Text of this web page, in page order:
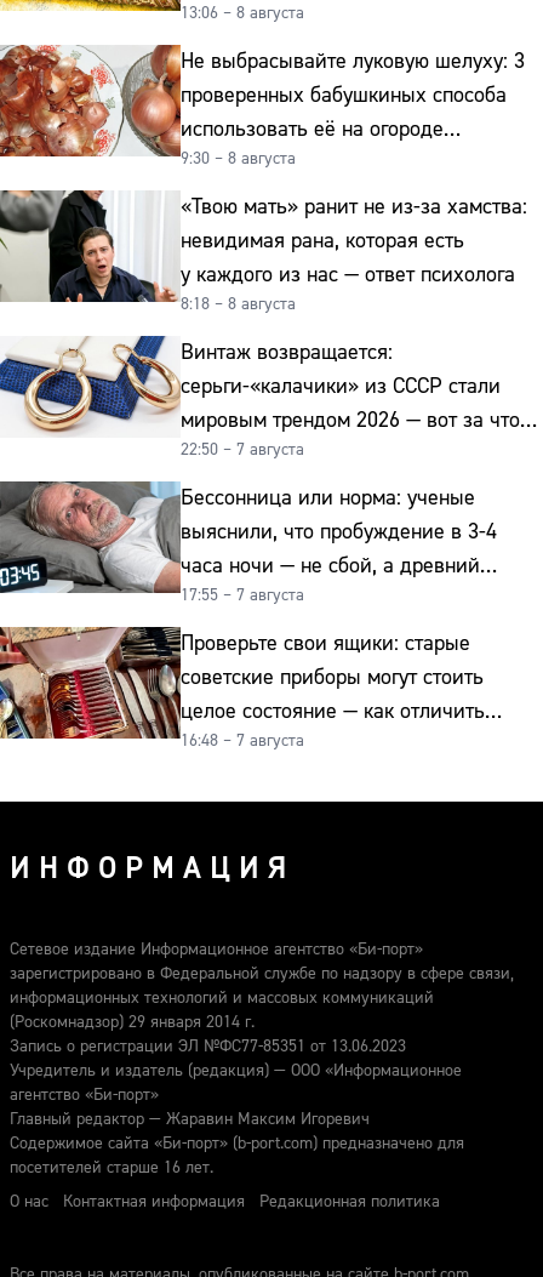
интерьер
13:06 – 8 августа
Не выбрасывайте луковую шелуху: 3
проверенных бабушкиных способа
использовать её на огороде
и для здоровья этой зимой
9:30 – 8 августа
«Твою мать» ранит не из-за хамства:
невидимая рана, которая есть
у каждого из нас — ответ психолога
8:18 – 8 августа
Винтаж возвращается:
серьги-«калачики» из СССР стали
мировым трендом 2026 — вот за что
их ценят ювелиры
22:50 – 7 августа
Бессонница или норма: ученые
выяснили, что пробуждение в 3-4
часа ночи — не сбой, а древний
биологический ритм
17:55 – 7 августа
Проверьте свои ящики: старые
советские приборы могут стоить
целое состояние — как отличить
подделку от мельхиора
16:48 – 7 августа
ИНФОРМАЦИЯ
Сетевое издание Информационное агентство «Би-порт»
зарегистрировано в Федеральной службе по надзору в сфере связи,
информационных технологий и массовых коммуникаций
(Роскомнадзор) 29 января 2014 г.
Запись о регистрации ЭЛ №ФС77-85351 от 13.06.2023
Учредитель и издатель (редакция) — ООО «Информационное
агентство «Би-порт»
Главный редактор — Жаравин Максим Игоревич
Содержимое сайта «Би-порт» (b-port.com) предназначено для
посетителей старше 16 лет.
О нас
Контактная информация Редакционная политика